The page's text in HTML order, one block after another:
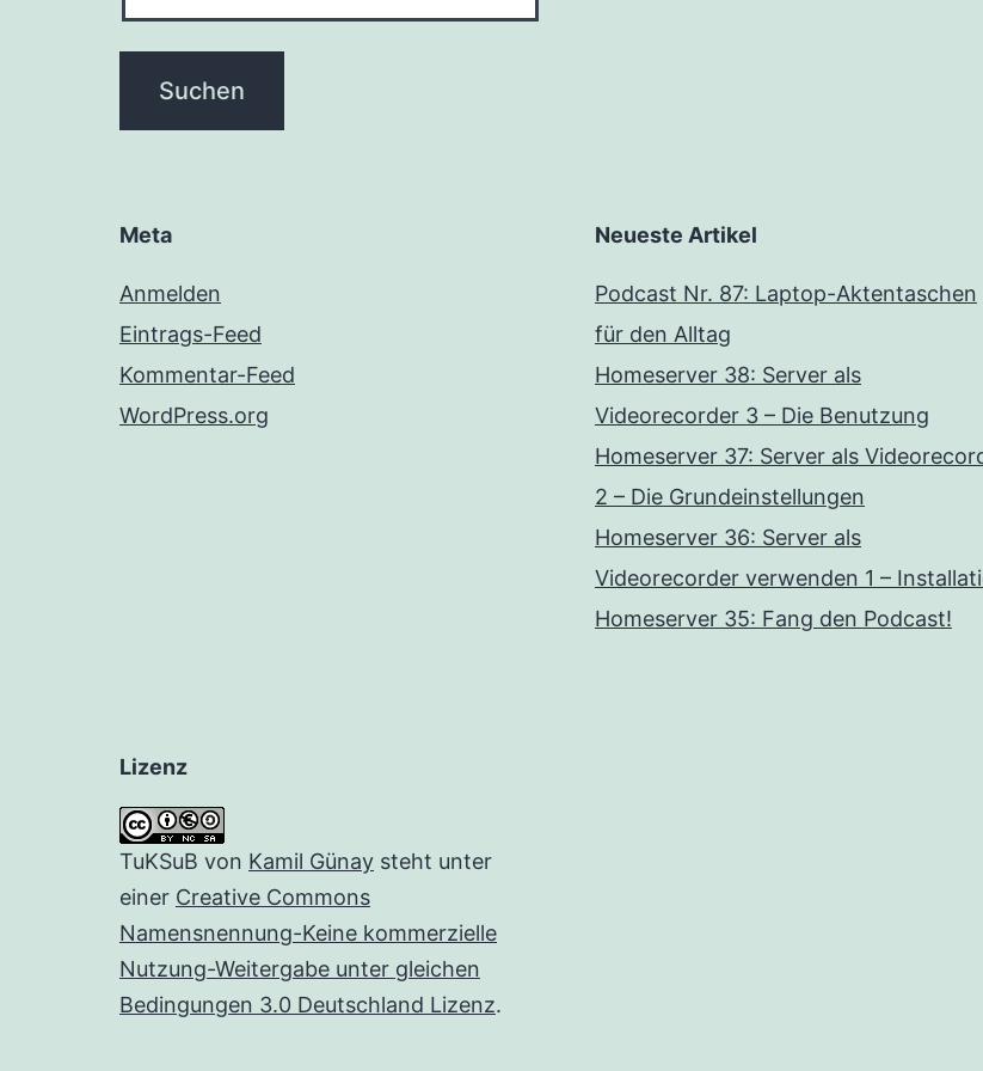
Meta
Anmelden
Eintrags-Feed
Kommentar-Feed
WordPress.org
Neueste Artikel
Podcast Nr. 87: Laptop-Aktentaschen
für den Alltag
Homeserver 38: Server als
Videorecorder 3 – Die Benutzung
Homeserver 37: Server als
2 – Die Grundeinstellungen
Homeserver 36: Server als
Videorecorder verwenden 1 –
Homeserver 35: Fang den Podcast!
Lizenz
TuKSuB von Kamil Günay steht unter
einer Creative Commons
Namensnennung-Keine kommerzielle
Nutzung-Weitergabe unter gleichen
Bedingungen 3.0 Deutschland Lizenz.